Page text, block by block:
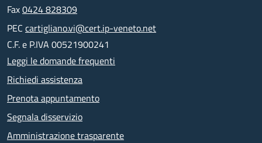
Fax0424 828309
PEC cartigliano.vi@cert.ip-veneto.net
C.F. e P.IVA 00521900241
Leggi le domande frequenti
Richiedi assistenza
Prenota appuntamento
Segnala disservizio
Amministrazione trasparente